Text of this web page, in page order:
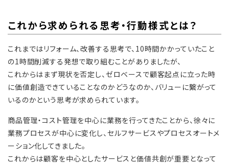
これから求められる思考・行動様式とは？
これまではリフォーム、改善する思考で、10時間かかっていたこと
の1時間削減する発想で取り組むことがありましたが、
これからはまず現状を否定し、ゼロベースで顧客起点に立った時
に価値創造できていることなのかどうなのか、バリューに繋がって
いるのかという思考が求められています。
商品管理・コスト管理を中心に業務を行ってきたことから、徐々に
業務プロセスが中心に変化し、セルフサービスやプロセスオートメ
ーション化してきました。
これからは顧客を中心としたサービスと価値共創が重要となって